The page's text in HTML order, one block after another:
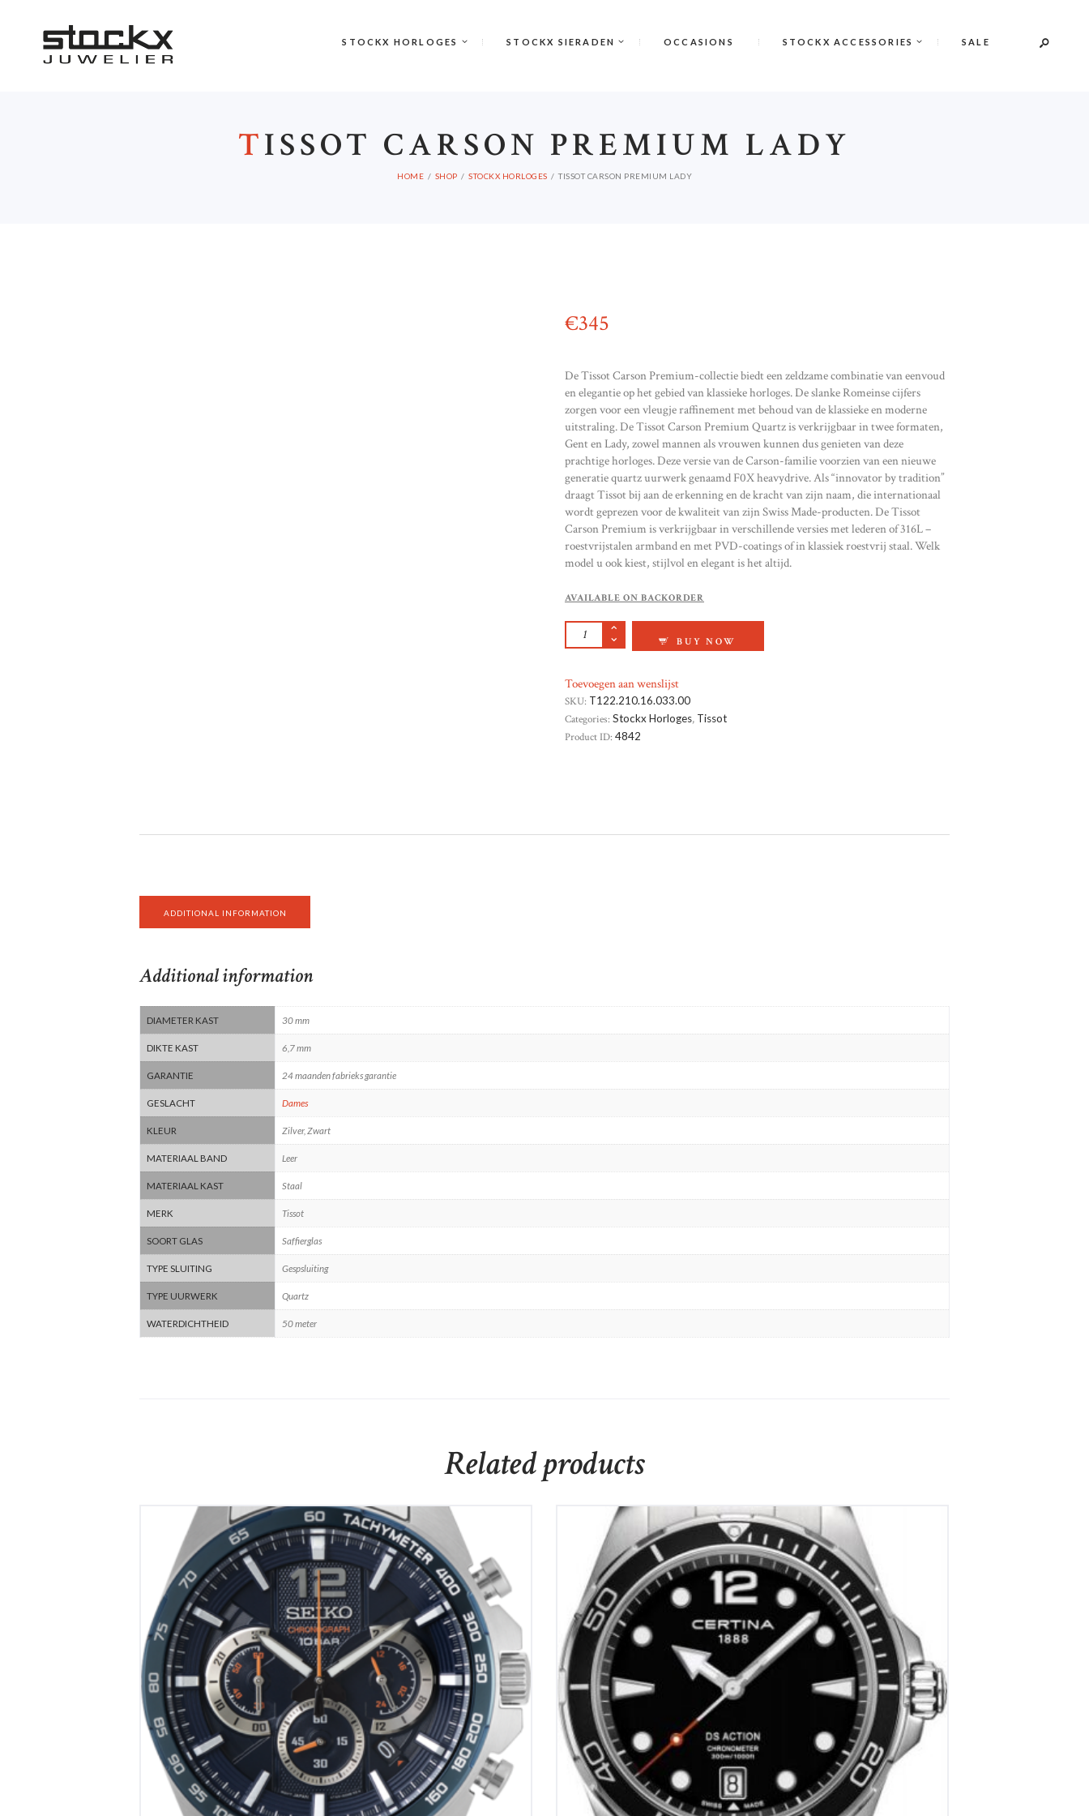
STOCKX HORLOGES STOCKX SIERADEN OCCASIONS STOCKX ACCESSORIES SALE
TISSOT CARSON PREMIUM LADY
HOME SHOP STOCKX HORLOGES TISSOT CARSON PREMIUM LADY
€345
De Tissot Carson Premium-collectie biedt een zeldzame combinatie van eenvoud
en elegantie op het gebied van klassieke horloges. De slanke Romeinse cijfers
zorgen voor een vleugje raffinement met behoud van de klassieke en moderne
uitstraling. De Tissot Carson Premium Quartz is verkrijgbaar in twee formaten,
Gent en Lady, zowel mannen als vrouwen kunnen dus genieten van deze
prachtige horloges. Deze versie van de Carson-familie voorzien van een nieuwe
generatie quartz uurwerk genaamd F0X heavydrive. Als “innovator by tradition”
draagt ​​Tissot bij aan de erkenning en de kracht van zijn naam, die internationaal
wordt geprezen voor de kwaliteit van zijn Swiss Made-producten. De Tissot
Carson Premium is verkrijgbaar in verschillende versies met lederen of 316L –
roestvrijstalen armband en met PVD-coatings of in klassiek roestvrij staal. Welk
model u ook kiest, stijlvol en elegant is het altijd.
AVAILABLE ON BACKORDER
TISSOT CARSON PREMIUM LADY QUANTITY
BUY NOW
Toevoegen aan wenslijst
SKU: T122.210.16.033.00
Categories: Stockx Horloges, Tissot
Product ID: 4842
ADDITIONAL INFORMATION
Additional information
DIAMETER KAST 30 mm
DIKTE KAST 6,7 mm
GARANTIE 24 maanden fabrieks garantie
GESLACHT Dames
KLEUR Zilver, Zwart
MATERIAAL BAND Leer
MATERIAAL KAST Staal
MERK Tissot
SOORT GLAS Saffierglas
TYPE SLUITING Gespsluiting
TYPE UURWERK Quartz
WATERDICHTHEID 50 meter
Related products
Seiko chronograaf
€330
Certina DS Action
€695